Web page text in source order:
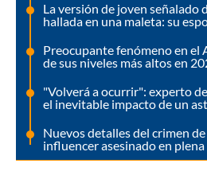
La versión de joven señalado
hallada en una maleta: su
Preocupante fenómeno en el
de sus niveles más altos en
"Volverá a ocurrir": experto
el inevitable impacto de un
Nuevos detalles del crimen
influencer asesinado en